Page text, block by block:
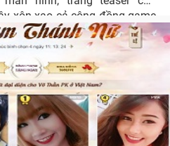
xôn xao cả cộng đồng game